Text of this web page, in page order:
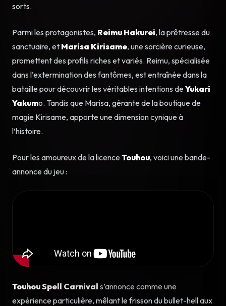
sorts.
Parmi les protagonistes, Reimu Hakurei, la prêtresse du
sanctuaire, et Marisa Kirisame, une sorcière curieuse,
promettent des profils riches et variés. Reimu, spécialisée
dans l’extermination des fantômes, est entraînée dans la
bataille pour découvrir les véritables intentions deYukari
Yakumo. Tandis que Marisa, gérante de la boutique de
magie Kirisame, apporte une dimension cynique à
l’histoire.
Pour les amoureux de la licenceTouhou, voici une bande-
annonce du jeu :
Touhou Spell Carnival s’annonce comme une
expérience particulière, mêlant le frisson du bullet-hell aux